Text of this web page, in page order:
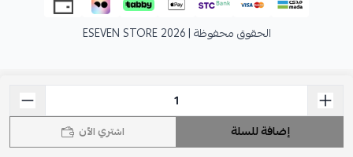
إضافة للسلة اشتري الآن
الحقوق محفوظة | 2026 ESEVEN STORE